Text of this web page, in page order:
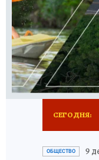
СЕГОДНЯ:
ОБЩЕСТВО 9